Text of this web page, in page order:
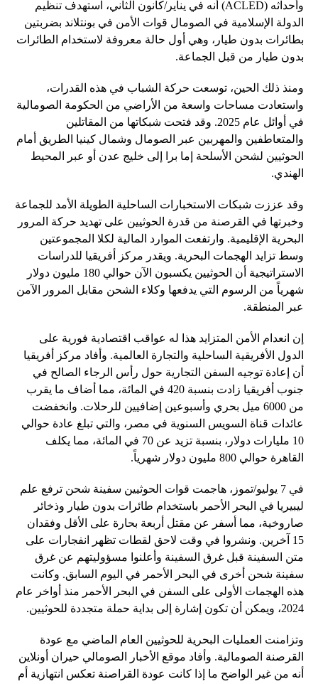
وأحداثه (ACLED) أنه في يناير/كانون الثاني، استهدف تنظيم
الدولة الإسلامية في الصومال قوات الأمن في بونتلاند بضربتين
بطائرات بدون طيار، وهي أول حالة معروفة لاستخدام الطائرات
بدون طيار من قبل الجماعة.
ومنذ ذلك الحين، توسعت حركة الشباب في هذه القدرات،
واستعادت مساحات واسعة من الأراضي من الحكومة الصومالية
في أوائل عام 2025. وقد فتحت شبكاتها من المقاتلين
والمتعاطفين والمهربين عبر الصومال وشمال كينيا الطريق أمام
الحوثيين لشحن الأسلحة إما برا إلى خليج عدن أو عبر المحيط
الهندي.
وقد عززت شبكات الاستخبارات الساحلية الطويلة الأمد للجماعة
وخبرتها في القرصنة من قدرة الحوثيين على تهديد حركة المرور
البحرية الإقليمية. وارتفعت الموارد المالية لكلا المجموعتين
وسط تزايد الهجمات البحرية. ويقدر مركز أفريقيا للدراسات
الاستراتيجية أن الحوثيين يكسبون الآن حوالي 180 مليون دولار
شهرياً من الرسوم التي يدفعها وكلاء الشحن مقابل المرور الآمن
عبر المنطقة.
إن انعدام الأمن المتزايد هذا له عواقب اقتصادية فورية على
الدول الأفريقية الساحلية والتجارة العالمية. وأفاد مركز أفريقيا
أن إعادة توجيه السفن التجارية حول رأس الرجاء الصالح في
جنوب أفريقيا زادت بنسبة 420 في المائة، مما أضاف ما يقرب
من 6000 ميل بحري وأسبوعين إضافيين للرحلات. وانخفضت
عائدات قناة السويس السنوية في مصر، والتي تبلغ عادة حوالي
10 مليارات دولار، بنسبة تزيد عن 70 في المائة، مما يكلف
القاهرة حوالي 800 مليون دولار شهرياً.
في 7 يوليو/تموز، هاجمت قوات الحوثيين سفينة شحن ترفع علم
ليبيريا في البحر الأحمر باستخدام طائرات بدون طيار وذخائر
صاروخية، مما أسفر عن مقتل أربعة بحارة على الأقل وفقدان
15 آخرين. ونشروا في وقت لاحق لقطات تظهر انفجارات على
متن السفينة قبل غرق السفينة وأعلنوا مسؤوليتهم عن غرق
سفينة شحن أخرى في البحر الأحمر في اليوم السابق. وكانت
هذه الهجمات الأولى على السفن في البحر الأحمر منذ أواخر عام
2024، ويمكن أن تكون إشارة إلى بداية حملة متجددة للحوثيين.
وتزامنت العمليات البحرية للحوثيين العام الماضي مع عودة
القرصنة الصومالية. وأفاد موقع الأخبار الصومالي حيران أونلاين
أنه من غير الواضح ما إذا كانت عودة القراصنة تعكس انتهازية أم